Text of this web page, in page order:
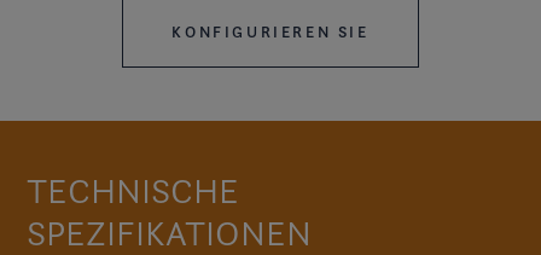
KONFIGURIEREN SIE
TECHNISCHE
SPEZIFIKATIONEN